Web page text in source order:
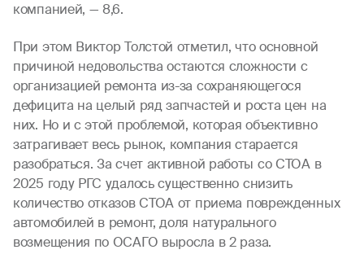
компанией, — 8,6.
При этом Виктор Толстой отметил, что основной
причиной недовольства остаются сложности с
организацией ремонта из-за сохраняющегося
дефицита на целый ряд запчастей и роста цен на
них. Но и с этой проблемой, которая объективно
затрагивает весь рынок, компания старается
разобраться. За счет активной работы со СТОА в
2025 году РГС удалось существенно снизить
количество отказов СТОА от приема поврежденных
автомобилей в ремонт, доля натурального
возмещения по ОСАГО выросла в 2 раза.